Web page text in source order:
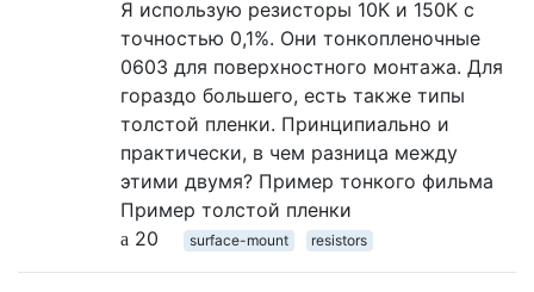
Я использую резисторы 10К и 150К с
точностью 0,1%. Они тонкопленочные
0603 для поверхностного монтажа. Для
гораздо большего, есть также типы
толстой пленки. Принципиально и
практически, в чем разница между
этими двумя? Пример тонкого фильма
Пример толстой пленки
20
surface-mount resistors